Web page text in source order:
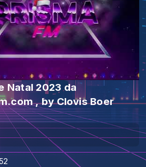
Natal 2023 da
, by Clovis Boer